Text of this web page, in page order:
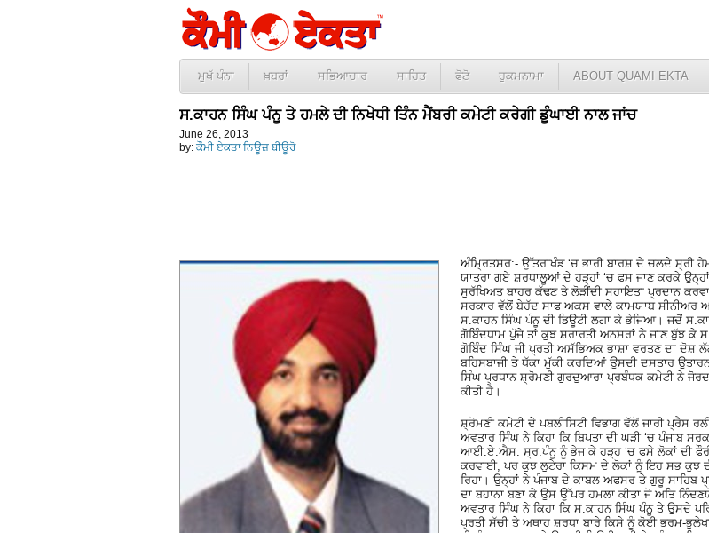
ਮੁਖੱ ਪੰਨਾ ਖ਼ਬਰਾਂ ਸਭਿਆਚਾਰ ਸਾਹਿਤ ਫੋਟੋ ਹੁਕਮਨਾਮਾ ABOUT QUAMI EKTA
ਸ.ਕਾਹਨ ਸਿੰਘ ਪੰਨੂ ਤੇ ਹਮਲੇ ਦੀ ਨਿਖੇਧੀ ਤਿੰਨ ਮੈਂਬਰੀ ਕਮੇਟੀ ਕਰੇਗੀ ਡੂੰਘਾਈ ਨਾਲ ਜਾਂਚ
June 26, 2013
by: ਕੌਮੀ ਏਕਤਾ ਨਿਊਜ਼ ਬੀਊਰੋ
ਅੰਮ੍ਰਿਤਸਰ:- ਉੱਤਰਾਖੰਡ ‘ਚ ਭਾਰੀ ਬਾਰਸ਼ ਦੇ ਚਲਦੇ ਸ੍ਰੀ
ਯਾਤਰਾ ਗਏ ਸ਼ਰਧਾਲੂਆਂ ਦੇ ਹੜ੍ਹਾਂ ‘ਚ ਫਸ ਜਾਣ ਕਰਕੇ
ਸੁਰੱਖਿਅਤ ਬਾਹਰ ਕੱਢਣ ਤੇ ਲੋੜੀਂਦੀ ਸਹਾਇਤਾ ਪ੍ਰਦਾਨ
ਸਰਕਾਰ ਵੱਲੋਂ ਬੇਹੱਦ ਸਾਫ ਅਕਸ ਵਾਲੇ ਕਾਮਯਾਬ
ਸ.ਕਾਹਨ ਸਿੰਘ ਪੰਨੂ ਦੀ ਡਿਊਟੀ ਲਗਾ ਕੇ ਭੇਜਿਆ। ਜਦੋਂ
ਗੋਬਿੰਦਧਾਮ ਪੁੱਜੇ ਤਾਂ ਕੁਝ ਸ਼ਰਾਰਤੀ ਅਨਸਰਾਂ ਨੇ ਜਾਣ ਬੁੱਝ ਕੇ
ਗੋਬਿੰਦ ਸਿੰਘ ਜੀ ਪ੍ਰਤੀ ਅਸੱਭਿਅਕ ਭਾਸ਼ਾ ਵਰਤਣ ਦਾ ਦੋਸ਼
ਬਹਿਸਬਾਜੀ ਤੇ ਧੱਕਾ ਮੁੱਕੀ ਕਰਦਿਆਂ ਉਸਦੀ ਦਸਤਾਰ
ਸਿੰਘ ਪ੍ਰਧਾਨ ਸ਼੍ਰੋਮਣੀ ਗੁਰਦੁਆਰਾ ਪ੍ਰਬੰਧਕ ਕਮੇਟੀ ਨੇ
ਕੀਤੀ ਹੈ।
ਸ਼੍ਰੋਮਣੀ ਕਮੇਟੀ ਦੇ ਪਬਲੀਸਿਟੀ ਵਿਭਾਗ ਵੱਲੋਂ ਜਾਰੀ ਪ੍ਰੈਸ
ਅਵਤਾਰ ਸਿੰਘ ਨੇ ਕਿਹਾ ਕਿ ਬਿਪਤਾ ਦੀ ਘੜੀ ‘ਚ ਪੰਜਾਬ
ਆਈ.ਏ.ਐਸ. ਸ੍ਰ.ਪੰਨੂ ਨੂੰ ਭੇਜ ਕੇ ਹੜ੍ਹ ‘ਚ ਫਸੇ ਲੋਕਾਂ ਦੀ
ਕਰਵਾਈ, ਪਰ ਕੁਝ ਲੁਟੇਰਾ ਕਿਸਮ ਦੇ ਲੋਕਾਂ ਨੂੰ ਇਹ ਸਭ ਕੁਝ
ਰਿਹਾ। ਉਨ੍ਹਾਂ ਨੇ ਪੰਜਾਬ ਦੇ ਕਾਬਲ ਅਫਸਰ ਤੇ ਗੁਰੂ ਸਾਹਿਬ
ਦਾ ਬਹਾਨਾ ਬਣਾ ਕੇ ਉਸ ਉੱਪਰ ਹਮਲਾ ਕੀਤਾ ਜੋ ਅਤਿ
ਅਵਤਾਰ ਸਿੰਘ ਨੇ ਕਿਹਾ ਕਿ ਸ.ਕਾਹਨ ਸਿੰਘ ਪੰਨੂ ਤੇ ਉਸਦੇ
ਪ੍ਰਤੀ ਸੱਚੀ ਤੇ ਅਥਾਹ ਸ਼ਰਧਾ ਬਾਰੇ ਕਿਸੇ ਨੂੰ ਕੋਈ ਭਰਮ-